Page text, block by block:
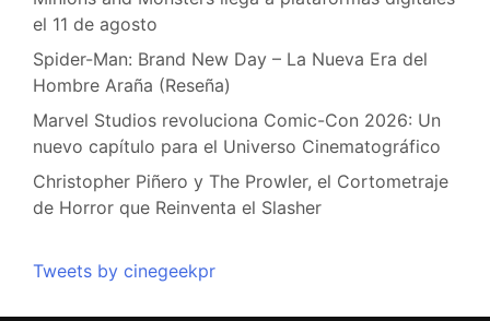
el 11 de agosto
Spider-Man: Brand New Day – La Nueva Era del
Hombre Araña (Reseña)
Marvel Studios revoluciona Comic-Con 2026: Un
nuevo capítulo para el Universo Cinematográfico
Christopher Piñero y The Prowler, el Cortometraje
de Horror que Reinventa el Slasher
Tweets by cinegeekpr